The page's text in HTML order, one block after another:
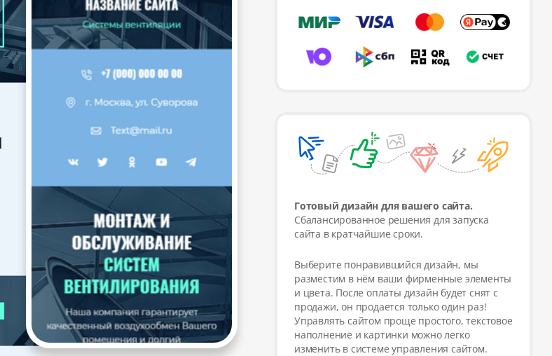
Готовый дизайн для вашего сайта.
Сбалансированное решения для запуска
сайта в кратчайшие сроки.
Выберите понравившийся дизайн, мы
разместим в нём ваши фирменные элементы
и цвета. После оплаты дизайн будет снят с
продажи, он продается только один раз!
Управлять сайтом проще простого, текстовое
наполнение и картинки можно легко
изменить в системе управления сайтом.